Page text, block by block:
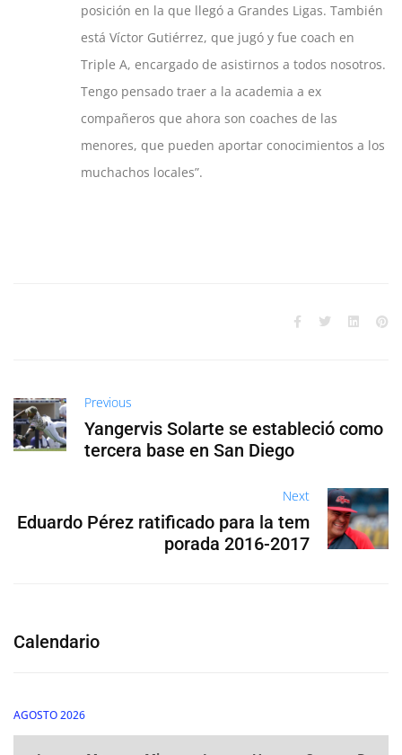
posición en la que llegó a Grandes Ligas. También
está Víctor Gutiérrez, que jugó y fue coach en
Triple A, encargado de asistirnos a todos nosotros.
Tengo pensado traer a la academia a ex
compañeros que ahora son coaches de las
menores, que pueden aportar conocimientos a los
muchachos locales”.
Previous
Yangervis Solarte se estableció como
tercera base en San Diego
Next
Eduardo Pérez ratificado para la tem
porada 2016-2017
Calendario
AGOSTO 2026